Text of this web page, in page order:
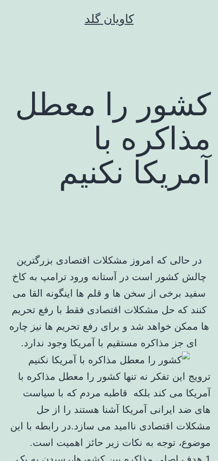
کاویان گلد
کشور را معطل
مذاکره با
آمریکا نکنیم
در حالی که امروز مشکلات اقتصادی بزرگترین
چالش کشور است در آستانه ورود ترامپ به کاخ
سفید برخی از سخن ها و قلم ها اینگونه القا می
کنند که حل مشکلات اقتصادی فقط با رفع تحریم
ها ممکن خواهد شد و برای رفع تحریم ها نیز چاره
ای جز مذاکره مستقیم با آمریکا وجود ندارد.
ترویج این تفکر نه تنها کشور را معطل مذاکره با
آمریکا می کند بلکه قاطبه مردم که با سیاست
های ضد ایرانی آمریکا آشنا هستند را از حل
مشکلات اقتصادی ناامید می سازد.در رابطه با این
موضوع، توجه به نکات زیر حائز اهمیت است.